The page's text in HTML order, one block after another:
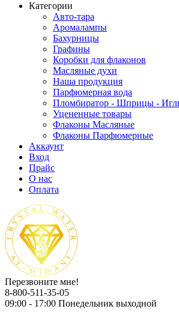
Категории
Авто-тара
Аромалампы
Бахурницы
Графины
Коробки для флаконов
Масляные духи
Наша продукция
Парфюмерная вода
Пломбиратор - Шприцы -
Уцененные товары
Флаконы Масляные
Флаконы Парфюмерные
Аккаунт
Вход
Прайс
О нас
Оплата
Перезвоните мне!
8-800-511-35-05
09:00 - 17:00 Понедельник выходной